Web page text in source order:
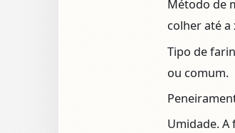
Método de
colher até a
Tipo de
ou comum.
Umidade.A